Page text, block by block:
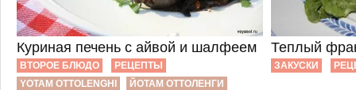
Куриная печень с айвой и шалфеем
ВТОРОЕ БЛЮДО
РЕЦЕПТЫ
YOTAM OTTOLENGHI
ЙОТАМ ОТТОЛЕНГИ
Теплый
ЗАКУСКИ